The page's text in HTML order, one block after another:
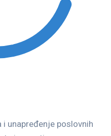
unapređenje poslovnih